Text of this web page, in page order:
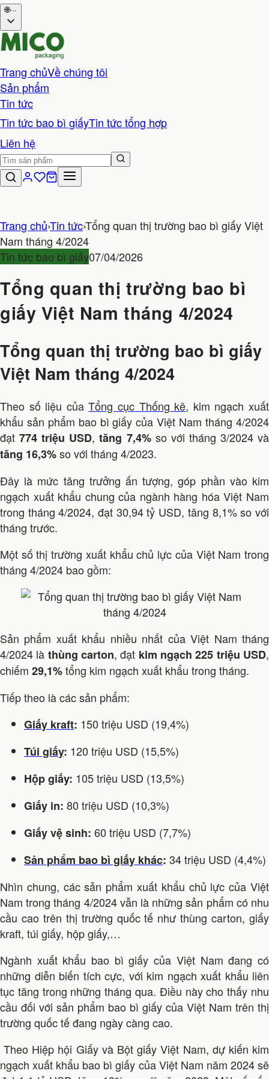
🌐···
Trang chủVề chúng tôi
Sản phẩm
Tin tức
Tin tức bao bì giấyTin tức tổng hợp
Liên hệ
Trang chủ›Tin tức›Tổng quan thị trường bao bì giấy Việt
Nam tháng 4/2024
Tin tức bao bì giấy07/04/2026
Tổng quan thị trường bao bì
giấy Việt Nam tháng 4/2024
Tổng quan thị trường bao bì giấy
Việt Nam tháng 4/2024
Theo số liệu củaTổng cục Thống kê, kim ngạch xuất
khẩu sản phẩm bao bì giấy của Việt Nam tháng 4/2024
đạt774 triệu USD,tăng 7,4%so với tháng 3/2024 và
tăng 16,3%so với tháng 4/2023.
Đây là mức tăng trưởng ấn tượng, góp phần vào kim
ngạch xuất khẩu chung của ngành hàng hóa Việt Nam
trong tháng 4/2024, đạt 30,94 tỷ USD, tăng 8,1% so với
tháng trước.
Một số thị trường xuất khẩu chủ lực của Việt Nam trong
tháng 4/2024 bao gồm:
Sản phẩm xuất khẩu nhiều nhất của Việt Nam tháng
4/2024 là thùng carton, đạt kim ngạch 225 triệu USD,
chiếm 29,1%tổng kim ngạch xuất khẩu trong tháng.
Tiếp theo là các sản phẩm:
Giấy kraft: 150 triệu USD (19,4%)
Túi giấy: 120 triệu USD (15,5%)
Hộp giấy: 105 triệu USD (13,5%)
Giấy in: 80 triệu USD (10,3%)
Giấy vệ sinh: 60 triệu USD (7,7%)
Sản phẩm bao bì giấy khác: 34 triệu USD (4,4%)
Nhìn chung, các sản phẩm xuất khẩu chủ lực của Việt
Nam trong tháng 4/2024 vẫn là những sản phẩm có nhu
cầu cao trên thị trường quốc tế như thùng carton, giấy
kraft, túi giấy, hộp giấy,…
Ngành xuất khẩu bao bì giấy của Việt Nam đang có
những diễn biến tích cực, với kim ngạch xuất khẩu liên
tục tăng trong những tháng qua. Điều này cho thấy nhu
cầu đối với sản phẩm bao bì giấy của Việt Nam trên thị
trường quốc tế đang ngày càng cao.
Theo Hiệp hội Giấy và Bột giấy Việt Nam, dự kiến kim
ngạch xuất khẩu bao bì giấy của Việt Nam năm 2024 sẽ